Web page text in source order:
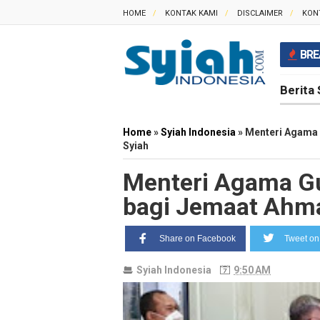
HOME KONTAK KAMI DISCLAIMER
Berita
Home»Syiah Indonesia » Menteri
Syiah
Menteri Agama
bagi Jemaat
Share on Facebook Tweet
Syiah Indonesia 9:50 AM